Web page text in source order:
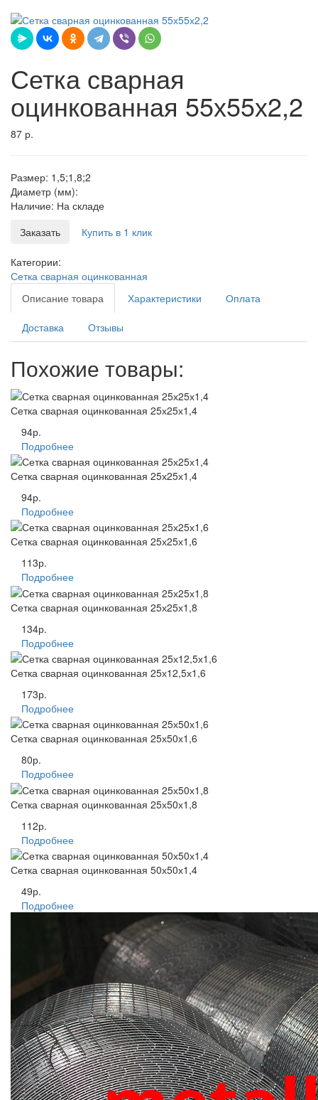
Сетка сварная
оцинкованная 55х55х2,2
87 р.
Размер: 1,5;1,8;2
Диаметр (мм):
Наличие: На складе
Заказать
Купить в 1 клик
Категории:
Сетка сварная оцинкованная
Описание товара
Характеристики Оплата
Доставка Отзывы
Похожие товары:
Сетка сварная оцинкованная 25х25х1,4
94р.
Подробнее
Сетка сварная оцинкованная 25х25х1,4
94р.
Подробнее
Сетка сварная оцинкованная 25х25х1,6
113р.
Подробнее
Сетка сварная оцинкованная 25х25х1,8
134р.
Подробнее
Сетка сварная оцинкованная 25х12,5х1,6
173р.
Подробнее
Сетка сварная оцинкованная 25х50х1,6
80р.
Подробнее
Сетка сварная оцинкованная 25х50х1,8
112р.
Подробнее
Сетка сварная оцинкованная 50х50х1,4
49р.
Подробнее